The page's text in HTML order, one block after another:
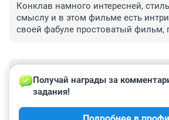
Конклав намного интересней,
смыслу и в этом фильме есть
своей фабуле простоватый фильм,
это с натяжкой и среди них нет
Борисова - его персонаж на
Почему соолько шума вокруг
кино узрели в его типаже модный
фильмов.
3 марта 2025, 13:58
Юра Борисов очень артистично
армянских решал, прикрыв
Получай награды за
задания!